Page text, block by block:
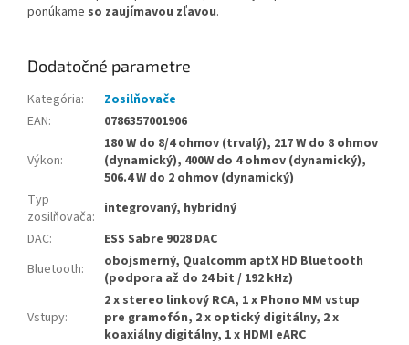
ponúkame so zaujímavou zľavou.
Dodatočné parametre
Kategória:
Zosilňovače
EAN: 0786357001906
Výkon:
180 W do 8/4 ohmov (trvalý), 217 W do 8 ohmov
(dynamický), 400W do 4 ohmov (dynamický),
506.4 W do 2 ohmov (dynamický)
Typ
zosilňovača: integrovaný, hybridný
DAC:
ESS Sabre 9028 DAC
Bluetooth:
obojsmerný, Qualcomm aptX HD Bluetooth
(podpora až do 24 bit / 192 kHz)
Vstupy:
2 x stereo linkový RCA, 1 x Phono MM vstup
pre gramofón, 2 x optický digitálny, 2 x
koaxiálny digitálny, 1 x HDMI eARC